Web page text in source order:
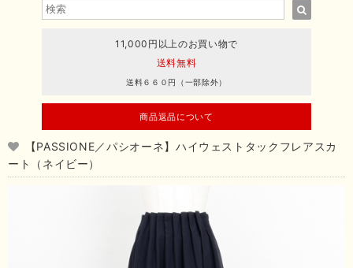
11,000円以上のお買い物で
送料無料
送料６６０円（一部除外）
商品返品について
【PASSIONE／パシオーネ】ハイウェストタックフレアスカ
ート（ネイビー）